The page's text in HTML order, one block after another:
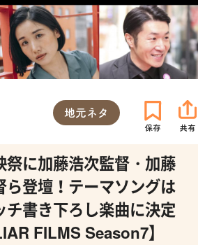
地元ネタ
祭に加藤浩次監督・加藤
ら登壇！テーマソングは
チ書き下ろし楽曲に決定
FILMS Season7】